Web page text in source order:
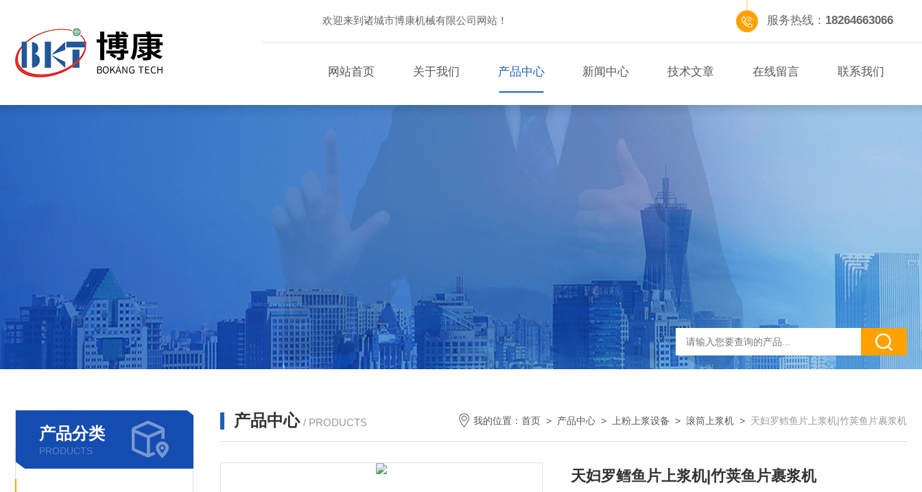
欢迎来到诸城市博康机械有限公司网站！ 服务热线： 18264663066
网站首页 关于我们 产品中心 新闻中心 技术文章 在线留言 联系我们
产品分类
PRODUCTS
产品中心 / PRODUCTS 我的位置： 首页 > 产品中心 > 上粉上浆设备 > 滚筒上浆机 > 天妇罗鳕鱼片上浆机|竹荚鱼片裹浆机
天妇罗鳕鱼片上浆机|竹荚鱼片裹浆机